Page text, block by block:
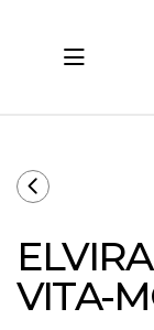
(Men)
(Sale)
Toggle
VITA-